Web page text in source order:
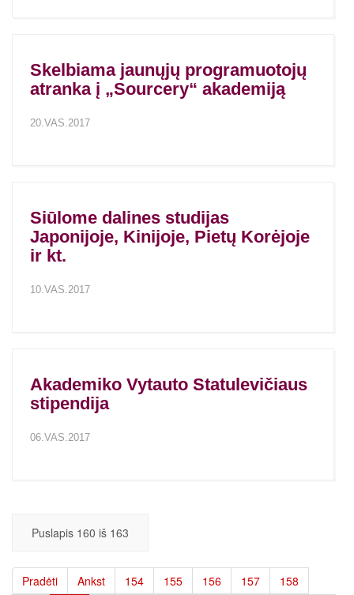
Skelbiama jaunųjų programuotojų
atranka į „Sourcery“ akademiją
20.VAS.2017
Siūlome dalines studijas
Japonijoje, Kinijoje, Pietų Korėjoje
ir kt.
10.VAS.2017
Akademiko Vytauto Statulevičiaus
stipendija
06.VAS.2017
Puslapis 160 iš 163
Pradėti Ankst 154 155 156 157
158